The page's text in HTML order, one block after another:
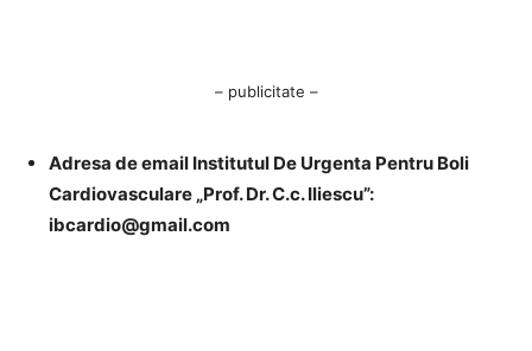
– publicitate –
Adresa de email Institutul De Urgenta Pentru Boli
Cardiovasculare „Prof. Dr. C.c. Iliescu”:
ibcardio@gmail.com